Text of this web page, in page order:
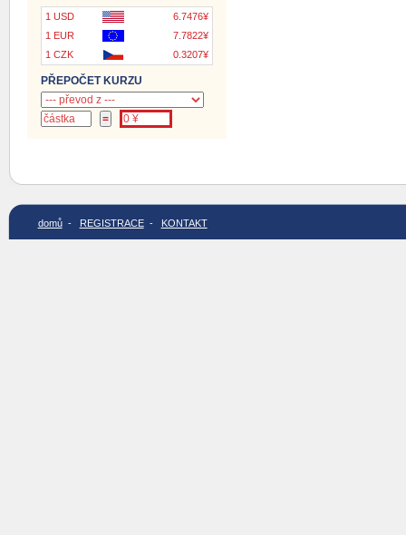
1 USD
6.7476¥
1 EUR
7.7822¥
1 CZK
0.3207¥
PŘEPOČET KURZU
domů- REGISTRACE- KONTAKT